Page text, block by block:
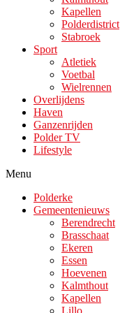
Kapellen
Polderdistrict
Stabroek
Sport
Atletiek
Voetbal
Wielrennen
Overlijdens
Haven
Ganzenrijden
Polder TV
Lifestyle
Menu
Polderke
Gemeentenieuws
Berendrecht
Brasschaat
Ekeren
Essen
Hoevenen
Kalmthout
Kapellen
Lillo